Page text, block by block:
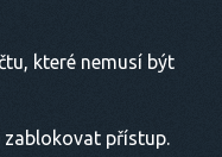
které nemusí být
zablokovat přístup.